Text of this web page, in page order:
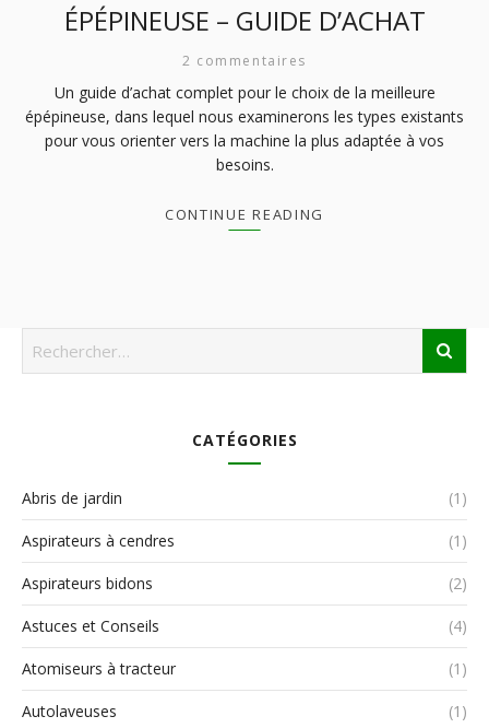
ÉPÉPINEUSE – GUIDE D’ACHAT
2 commentaires
Un guide d’achat complet pour le choix de la meilleure
épépineuse, dans lequel nous examinerons les types existants
pour vous orienter vers la machine la plus adaptée à vos
besoins.
CONTINUE READING
CATÉGORIES
Abris de jardin (1)
Aspirateurs à cendres (1)
Aspirateurs bidons (2)
Astuces et Conseils (4)
Atomiseurs à tracteur (1)
Autolaveuses (1)